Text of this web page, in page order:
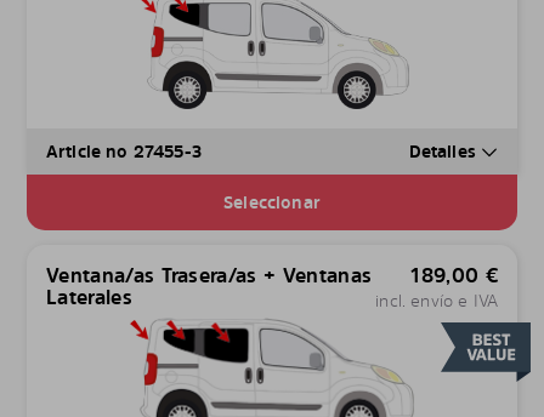
Article no 27455-3 Detalles
Seleccionar
Ventana/as Trasera/as + Ventanas
Laterales
189,00 €
incl. envío e IVA